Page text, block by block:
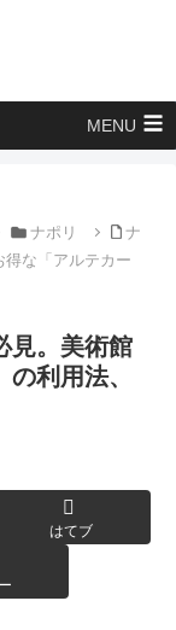
MENU
ナポリ
ナ
な「アルテカー
見。美術館
利用法、
はてブ